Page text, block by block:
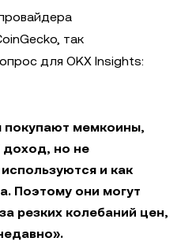
так
для OKX Insights:
покупают мемкоины,
доход, но не
и как
Поэтому они могут
резких колебаний цен,